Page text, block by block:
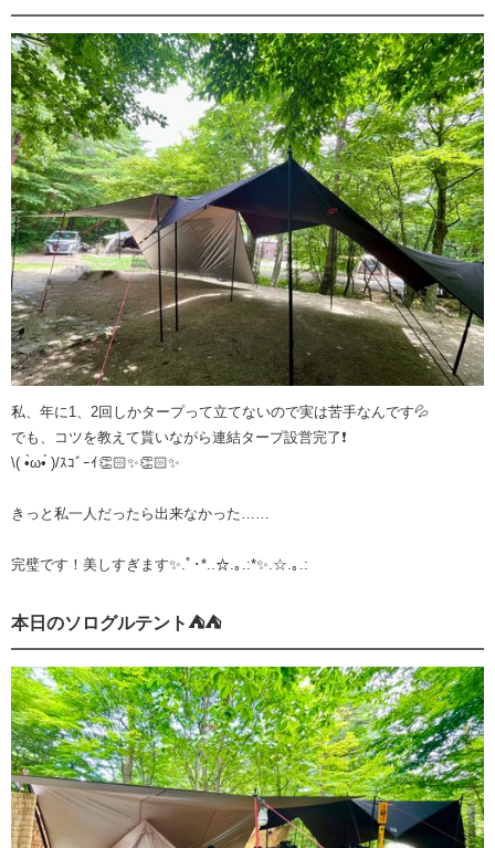
私、年に1、2回しかタープって立てないので実は苦手なんです💦
でも、コツを教えて貰いながら連結タープ設営完了❗️
\( •̀ω•́ )/ｽｺﾞｰｲ👏🏻✨👏🏻✨
きっと私一人だったら出来なかった……
完璧です！美しすぎます✨.ﾟ･*..☆.｡.:*✨.☆.｡.:
本日のソログルテント⛺️⛺️